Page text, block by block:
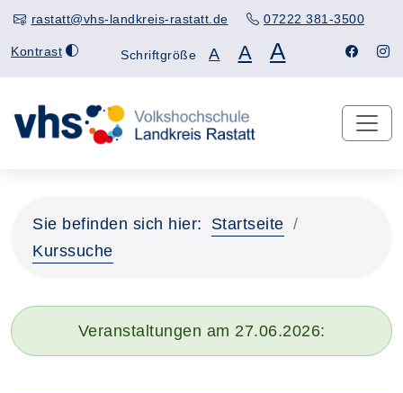
rastatt@vhs-landkreis-rastatt.de 07222 381-3500
Kontrast Schriftgröße A A A
Sie befinden sich hier:
Startseite
Kurssuche
Veranstaltungen am 27.06.2026: